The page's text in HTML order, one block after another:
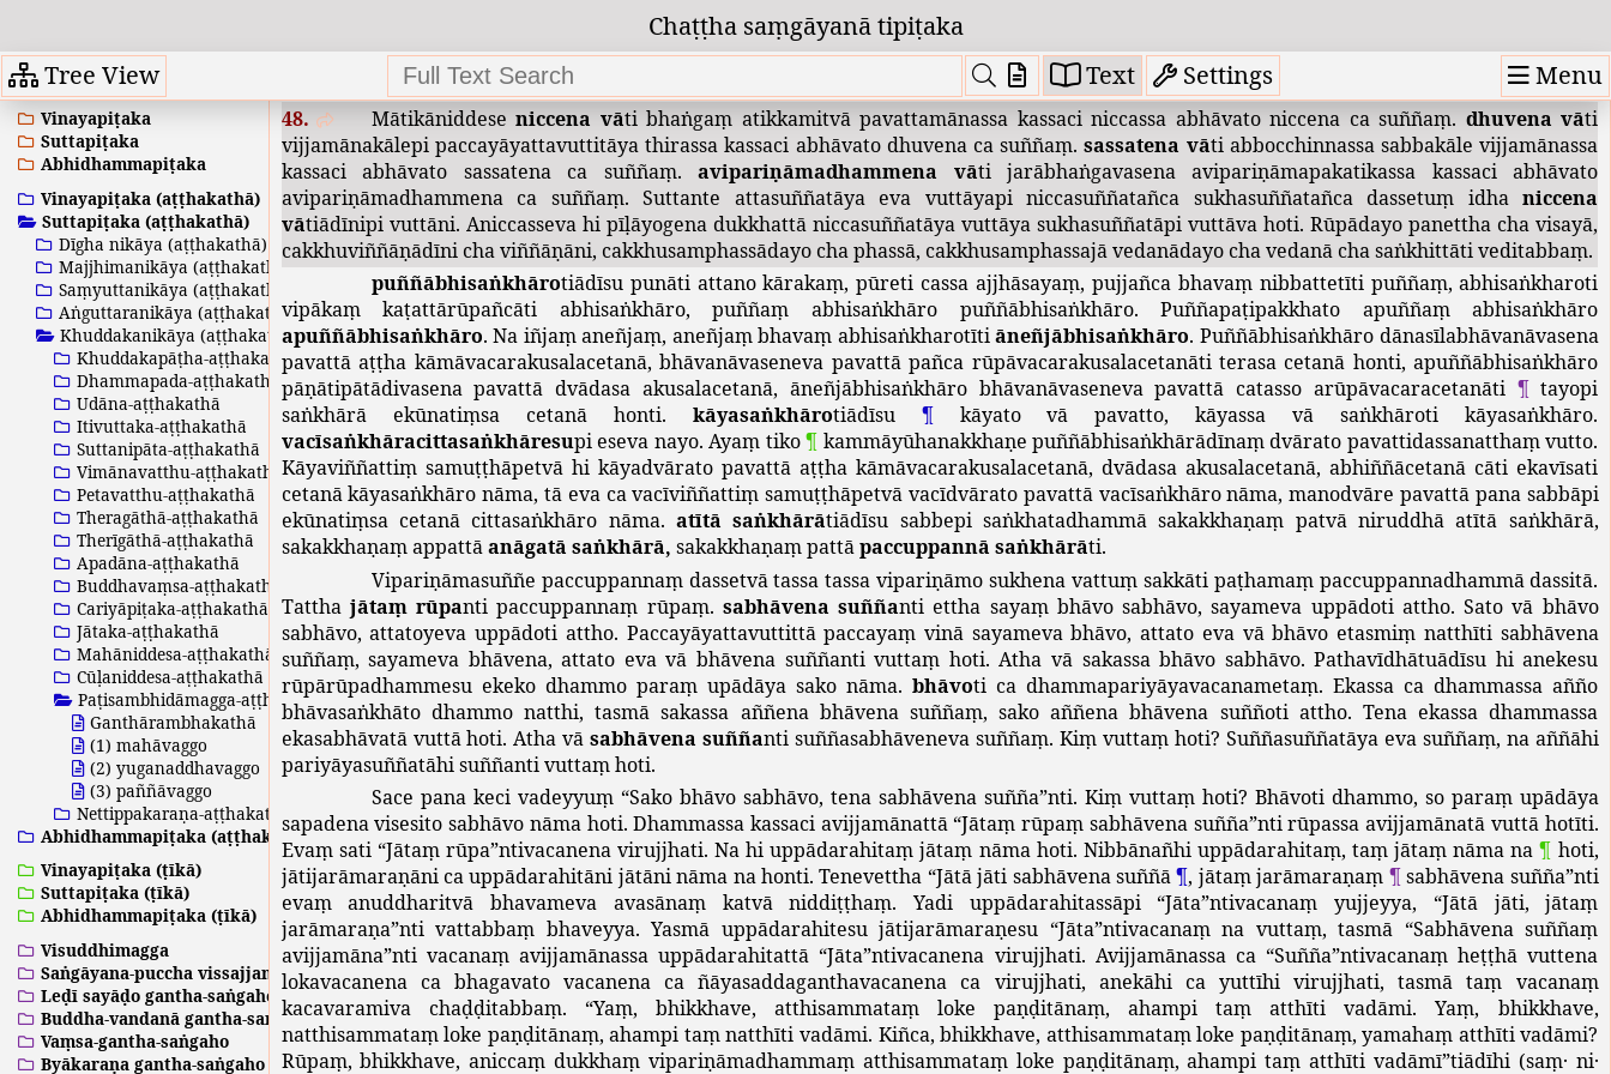
Chaṭṭha saṃgāyanā tipiṭaka
Tree View
Text Settings Menu
Vinayapiṭaka
Suttapiṭaka
Abhidhammapiṭaka
Vinayapiṭaka (aṭṭhakathā)
Suttapiṭaka (aṭṭhakathā)
Dīgha nikāya (aṭṭhakathā)
Majjhimanikāya (aṭṭhakathā)
Saṃyuttanikāya (aṭṭhakathā)
Aṅguttaranikāya (aṭṭhakathā)
Khuddakanikāya (aṭṭhakathā)
Khuddakapāṭha-aṭṭhakathā
Dhammapada-aṭṭhakathā
Udāna-aṭṭhakathā
Itivuttaka-aṭṭhakathā
Suttanipāta-aṭṭhakathā
Vimānavatthu-aṭṭhakathā
Petavatthu-aṭṭhakathā
Theragāthā-aṭṭhakathā
Therīgāthā-aṭṭhakathā
Apadāna-aṭṭhakathā
Buddhavaṃsa-aṭṭhakathā
Cariyāpiṭaka-aṭṭhakathā
Jātaka-aṭṭhakathā
Mahāniddesa-aṭṭhakathā
Cūḷaniddesa-aṭṭhakathā
Paṭisambhidāmagga-aṭṭhakathā
Ganthārambhakathā
(1) mahāvaggo
(2) yuganaddhavaggo
(3) paññāvaggo
Nettippakaraṇa-aṭṭhakathā
Abhidhammapiṭaka (aṭṭhakathā)
Vinayapiṭaka (ṭīkā)
Suttapiṭaka (ṭīkā)
Abhidhammapiṭaka (ṭīkā)
Visuddhimagga
Saṅgāyana-puccha vissajjanā
Leḍī sayāḍo gantha-saṅgaho
Buddha-vandanā gantha-saṅgaho
Vaṃsa-gantha-saṅgaho
Byākaraṇa gantha-saṅgaho
kāmacchandādinā suññāti khantisuññaṃ
Pariyogahanasuññantipi
pāṭho.sampajānassāti sampajaññena samannāgatassa parinibbāyantassa arahato.pavattapariyādānanti
anupādāparinibbānaṃ .sabbasuññatāna paramatthasuñña ntisabbasaṅkhārābhāvato suññaṃ .
48.
Mātikāniddese niccena vāti bhaṅgaṃ atikkamitvā pavattamānassa kassaci niccassa abhāvato niccena ca suññaṃ. dhuvena vāti
vijjamānakālepi paccayāyattavuttitāya thirassa kassaci abhāvato dhuvena ca suññaṃ.sassatena vāti abbocchinnassa sabbakāle vijjamānassa
kassaci
abhāvato sassatena ca suññaṃ.avipariṇāmadhammena vāti jarābhaṅgavasena avipariṇāmapakatikassa kassaci
abhāvato
avipariṇāmadhammena ca suññaṃ.Suttante attasuññatāya eva vuttāyapi niccasuññatañca sukhasuññatañca dassetuṃ idha niccena
vātiādīnipi vuttāni. Aniccasseva hi pīḷāyogena dukkhattā niccasuññatāya vuttāya sukhasuññatāpi vuttāva hoti.Rūpādayo panettha cha visayā,
cakkhuviññāṇādīni cha viññāṇāni, cakkhusamphassādayo cha phassā, cakkhusamphassajā vedanādayo cha vedanā cha saṅkhittāti veditabbaṃ.
puññābhisaṅkhārotiādīsu punāti attano kārakaṃ,pūreti cassa ajjhāsayaṃ, pujjañca bhavaṃ nibbattetīti puññaṃ,abhisaṅkharoti
vipākaṃ
kaṭattārūpañcāti abhisaṅkhāro,puññaṃ abhisaṅkhāro puññābhisaṅkhāro.Puññapaṭipakkhato apuññaṃ
abhisaṅkhāro
apuññābhisaṅkhāro.Na iñjaṃ aneñjaṃ, aneñjaṃ bhavaṃ abhisaṅkharotīti āneñjābhisaṅkhāro. Puññābhisaṅkhāro dānasīlabhāvanāvasena
pavattā aṭṭha kāmāvacarakusalacetanā,bhāvanāvaseneva pavattā pañca rūpāvacarakusalacetanāti terasa cetanā honti,apuññābhisaṅkhāro
pāṇātipātādivasena pavattā dvādasa akusalacetanā, āneñjābhisaṅkhāro bhāvanāvaseneva pavattā catasso arūpāvacaracetanāti ¶ tayopi
saṅkhārā
ekūnatiṃsa cetanā honti. kāyasaṅkhārotiādīsu ¶ kāyato vā pavatto,kāyassa vā saṅkhāroti kāyasaṅkhāro.
vacīsaṅkhāracittasaṅkhāresupi eseva nayo.Ayaṃ tiko ¶ kammāyūhanakkhaṇe puññābhisaṅkhārādīnaṃ dvārato pavattidassanatthaṃ vutto.
Kāyaviññattiṃ samuṭṭhāpetvā hi kāyadvārato pavattā aṭṭha kāmāvacarakusalacetanā,dvādasa akusalacetanā,abhiññācetanā cāti ekavīsati
cetanā kāyasaṅkhāro nāma, tā eva ca vacīviññattiṃ samuṭṭhāpetvā vacīdvārato pavattā vacīsaṅkhāro nāma,manodvāre pavattā pana sabbāpi
ekūnatiṃsa cetanā cittasaṅkhāro nāma. atītā saṅkhārātiādīsu sabbepi saṅkhatadhammā sakakkhaṇaṃ patvā niruddhā atītā saṅkhārā,
sakakkhaṇaṃ appattā anāgatā saṅkhārā, sakakkhaṇaṃ pattā paccuppannā saṅkhārāti.
Vipariṇāmasuññe paccuppannaṃ dassetvā tassa tassa vipariṇāmo sukhena vattuṃ sakkāti paṭhamaṃ paccuppannadhammā dassitā.
Tattha jātaṃ rūpanti paccuppannaṃ rūpaṃ. sabhāvena suññanti ettha sayaṃ bhāvo sabhāvo,sayameva uppādoti attho.Sato vā bhāvo
sabhāvo,attatoyeva uppādoti attho. Paccayāyattavuttittā paccayaṃ vinā sayameva bhāvo,attato eva vā bhāvo etasmiṃ natthīti sabhāvena
suññaṃ,sayameva bhāvena,attato eva vā bhāvena suññanti vuttaṃ hoti.Atha vā sakassa bhāvo sabhāvo.Pathavīdhātuādīsu hi anekesu
rūpārūpadhammesu ekeko dhammo paraṃ upādāya sako nāma.bhāvoti ca dhammapariyāyavacanametaṃ.Ekassa ca dhammassa añño
bhāvasaṅkhāto dhammo natthi,tasmā sakassa aññena bhāvena suññaṃ,sako aññena bhāvena suññoti attho.Tena ekassa dhammassa
ekasabhāvatā vuttā hoti.Atha vā sabhāvena suññanti suññasabhāveneva suññaṃ.Kiṃ vuttaṃ hoti? Suññasuññatāya eva suññaṃ, na aññāhi
pariyāyasuññatāhi suññanti vuttaṃ hoti.
Sace pana keci vadeyyuṃ“Sako bhāvo sabhāvo, tena sabhāvena suñña”nti. Kiṃ vuttaṃ hoti? Bhāvoti dhammo, so paraṃ upādāya
sapadena visesito sabhāvo nāma hoti.Dhammassa kassaci avijjamānattā“Jātaṃ rūpaṃ sabhāvena suñña”nti rūpassa avijjamānatā vuttā hotīti.
Evaṃ sati“Jātaṃ rūpa”ntivacanena virujjhati.Na hi uppādarahitaṃ jātaṃ nāma hoti. Nibbānañhi uppādarahitaṃ,taṃ jātaṃ nāma na ¶ hoti,
jātijarāmaraṇāni ca uppādarahitāni jātāni nāma na honti.Tenevettha “Jātā jāti sabhāvena suññā ¶, jātaṃ jarāmaraṇaṃ ¶ sabhāvena suñña”nti
evaṃ
anuddharitvā bhavameva avasānaṃ katvā niddiṭṭhaṃ. Yadi uppādarahitassāpi“Jāta”ntivacanaṃ yujjeyya, “Jātā jāti,jātaṃ
jarāmaraṇa”nti vattabbaṃ bhaveyya.Yasmā uppādarahitesu jātijarāmaraṇesu “Jāta”ntivacanaṃ na vuttaṃ,tasmā “Sabhāvena suññaṃ
avijjamāna”nti vacanaṃ avijjamānassa uppādarahitattā “Jāta”ntivacanena virujjhati. Avijjamānassa ca“Suñña”ntivacanaṃ heṭṭhā vuttena
lokavacanena ca bhagavato vacanena ca ñāyasaddaganthavacanena ca virujjhati, anekāhi ca yuttīhi virujjhati,tasmā taṃ vacanaṃ
kacavaramiva
chaḍḍitabbaṃ. “Yaṃ, bhikkhave, atthisammataṃ loke paṇḍitānaṃ,ahampi taṃ atthīti vadāmi.Yaṃ, bhikkhave,
natthisammataṃ loke paṇḍitānaṃ,ahampi taṃ natthīti vadāmi. Kiñca,bhikkhave, atthisammataṃ loke paṇḍitānaṃ,yamahaṃ atthīti vadāmi?
Rūpaṃ,bhikkhave,aniccaṃ dukkhaṃ vipariṇāmadhammaṃ atthisammataṃ loke paṇḍitānaṃ,ahampi taṃ atthīti vadāmī”tiādīhi(saṃ· ni·